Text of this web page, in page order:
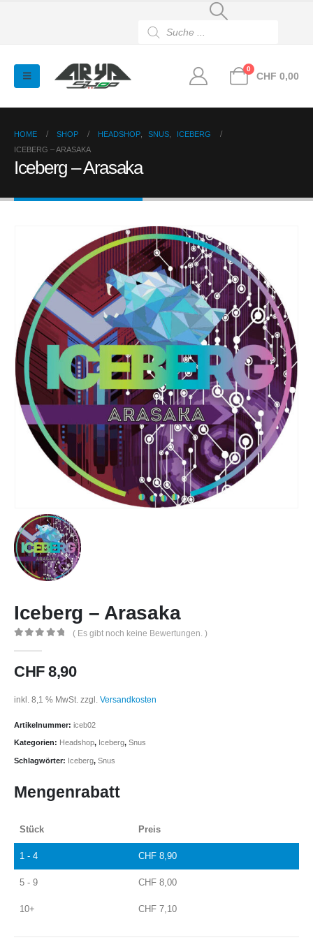
search
0
CHF 0,00
HOME SHOP HEADSHOP SNUS
ICEBERG
ICEBERG – ARASAKA
Iceberg – Arasaka
Iceberg – Arasaka
( Es gibt noch keine Bewertungen. )
CHF8,90
inkl. 8,1 % MwSt. zzgl. Versandkosten
Artikelnummer: iceb02
Kategorien: Headshop, Iceberg, Snus
Schlagwörter: Iceberg, Snus
Mengenrabatt
Stück Preis
1 - 4 CHF 8,90
5 - 9 CHF 8,00
10+ CHF 7,10